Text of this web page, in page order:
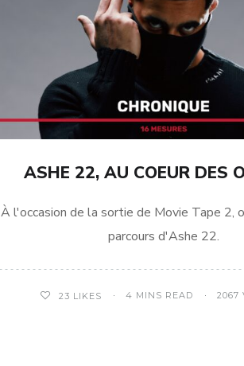
ASHE 22, AU COEUR DES
À l'occasion de la sortie de Movie Tape 2,
parcours d'Ashe 22.
23 LIKES 4 MINS READ 2067